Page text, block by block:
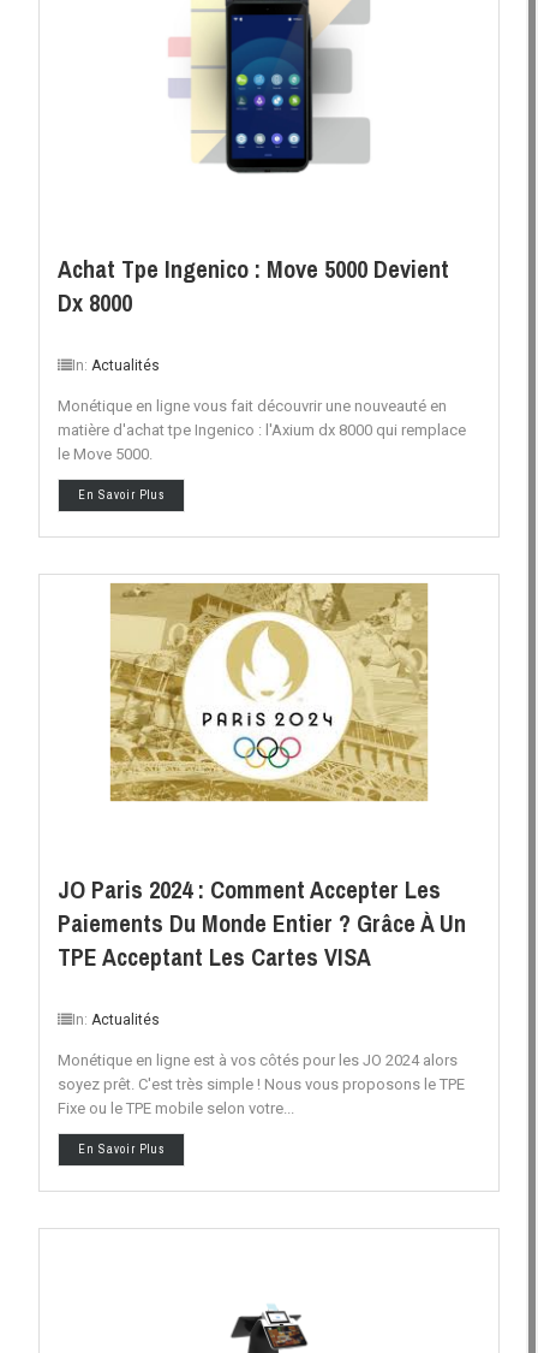
Achat Tpe Ingenico : Move 5000 Devient
Dx 8000
In: Actualités
Monétique en ligne vous fait découvrir une nouveauté en
matière d'achat tpe Ingenico : l'Axium dx 8000 qui remplace
le Move 5000.
En Savoir Plus
JO Paris 2024 : Comment Accepter Les
Paiements Du Monde Entier ? Grâce À Un
TPE Acceptant Les Cartes VISA
In:Actualités
Monétique en ligne est à vos côtés pour les JO 2024 alors
soyez prêt. C'est très simple ! Nous vous proposons le TPE
Fixe ou le TPE mobile selon votre...
En Savoir Plus